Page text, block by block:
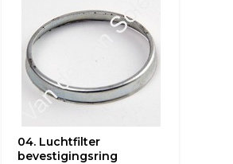
04. Luchtfilter
bevestigingsring